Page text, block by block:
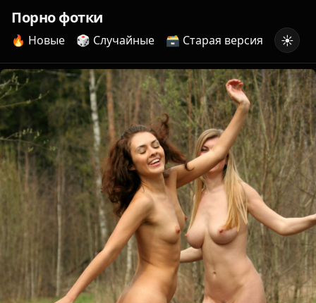
Порно фотки
🔥 Новые 🎲 Случайные 🗃️ Старая версия ☀️